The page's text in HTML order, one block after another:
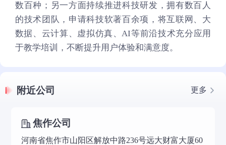
数百种；另一方面持续推进科技研发，拥有数百人
的技术团队，申请科技软著百余项，将互联网、大
数据、云计算、虚拟仿真、AI等前沿技术充分应用
于教学培训，不断提升用户体验和满意度。
附近公司 更多
焦作公司
河南省焦作市山阳区解放中路236号远大财富大厦60